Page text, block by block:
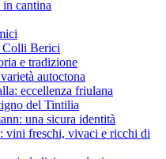
cantina
Berici
e tradizione
autoctona
eccellenza friulana
del Tintilia
una sicura identità
vini freschi, vivaci e ricchi di